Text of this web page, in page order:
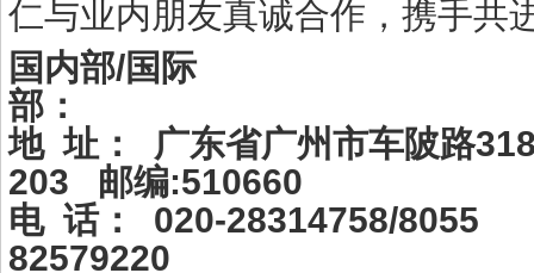
仁与业内朋友真诚合作，携手共
国内部/国际
部
地 址： 广东省广州市车陂路
203 邮编:510660
电 话： 020-28314758/
82579220